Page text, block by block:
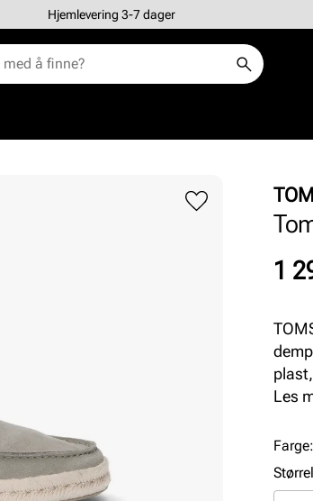
Hjemlevering 3-7 dager
Pris
1
look.
Les
Farge: